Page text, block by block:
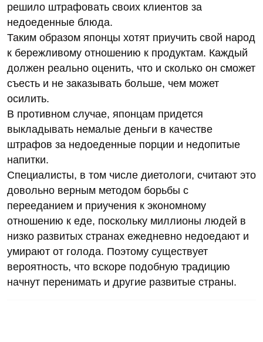
решило штрафовать своих клиентов за
недоеденные блюда.
Таким образом японцы хотят приучить свой народ
к бережливому отношению к продуктам. Каждый
должен реально оценить, что и сколько он сможет
съесть и не заказывать больше, чем может
осилить.
В противном случае, японцам придется
выкладывать немалые деньги в качестве
штрафов за недоеденные порции и недопитые
напитки.
Специалисты, в том числе диетологи, считают это
довольно верным методом борьбы с
перееданием и приучения к экономному
отношению к еде, поскольку миллионы людей в
низко развитых странах ежедневно недоедают и
умирают от голода. Поэтому существует
вероятность, что вскоре подобную традицию
начнут перенимать и другие развитые страны.